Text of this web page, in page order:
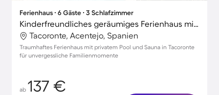
Ferienhaus ∙ 6 Gäste ∙ 3 Schlafzimmer
Kinderfreundliches geräumiges Ferienhaus mit privatem Pool, Whirlpool und Garten
Tacoronte, Acentejo, Spanien
Traumhaftes Ferienhaus mit privatem Pool und Sauna in Tacoronte
für unvergessliche Familienmomente
ab 137 €